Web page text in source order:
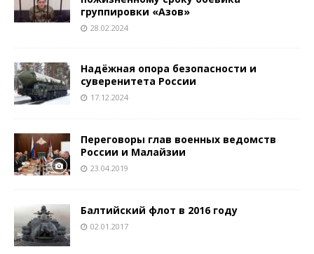
группировки «Азов»
28.02.2024
Надёжная опора безопасности и
суверенитета России
17.12.2024
Переговоры глав военных ведомств
России и Малайзии
23.04.2019
Балтийский флот в 2016 году
02.01.2017